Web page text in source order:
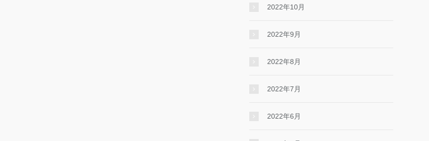
2022年10月
2022年9月
2022年8月
2022年7月
2022年6月